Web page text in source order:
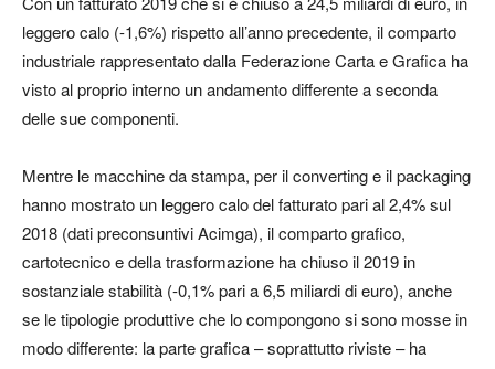
leggero calo (-1,6%) rispetto all’anno precedente, il comparto
industriale rappresentato dalla Federazione Carta e Grafica ha
visto al proprio interno un andamento differente a seconda
delle sue componenti.
Mentre le macchine da stampa, per il converting e il packaging
hanno mostrato un leggero calo del fatturato pari al 2,4% sul
2018 (dati preconsuntivi Acimga), il comparto grafico,
cartotecnico e della trasformazione ha chiuso il 2019 in
sostanziale stabilità (-0,1% pari a 6,5 miliardi di euro), anche
se le tipologie produttive che lo compongono si sono mosse in
modo differente: la parte grafica – soprattutto riviste – ha